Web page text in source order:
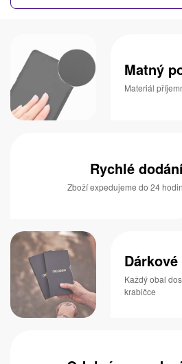
Matný
Materiál
Rychlé
Zboží expedujeme do 24 hodin
Každý obal
krabičce